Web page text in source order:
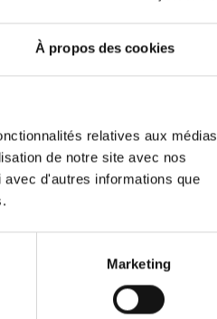
À propos des cookies
relatives aux médias
de notre site avec nos
d'autres informations que
Marketing
il est
importance